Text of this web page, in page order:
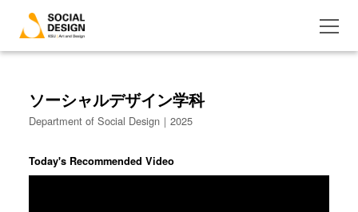
ソーシャルデザイン学科
Department of Social Design｜2025
Today's Recommended Video